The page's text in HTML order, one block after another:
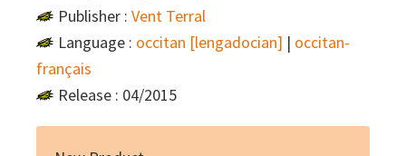
Publisher : Vent Terral
Language : occitan [lengadocian] | occitan-
français
Release : 04/2015